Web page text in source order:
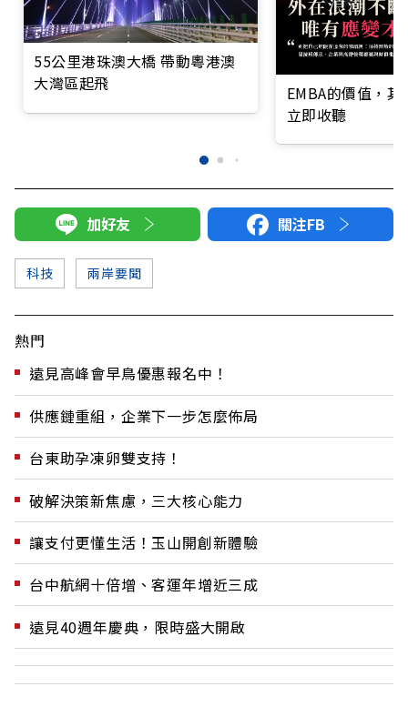
55公里港珠澳大橋 帶動粵港澳
大灣區起飛
EMBA的價值，
立即收聽
加好友 關注FB
科技 兩岸要聞
熱門
遠見高峰會早鳥優惠報名中！
供應鏈重組，企業下一步怎麼佈局
台東助孕凍卵雙支持！
破解決策新焦慮，三大核心能力
讓支付更懂生活！玉山開創新體驗
台中航網十倍增、客運年增近三成
遠見40週年慶典，限時盛大開啟